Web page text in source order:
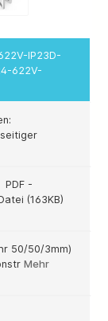
IP23D-
622V-
-
(163KB)
50/50/3mm)
Mehr